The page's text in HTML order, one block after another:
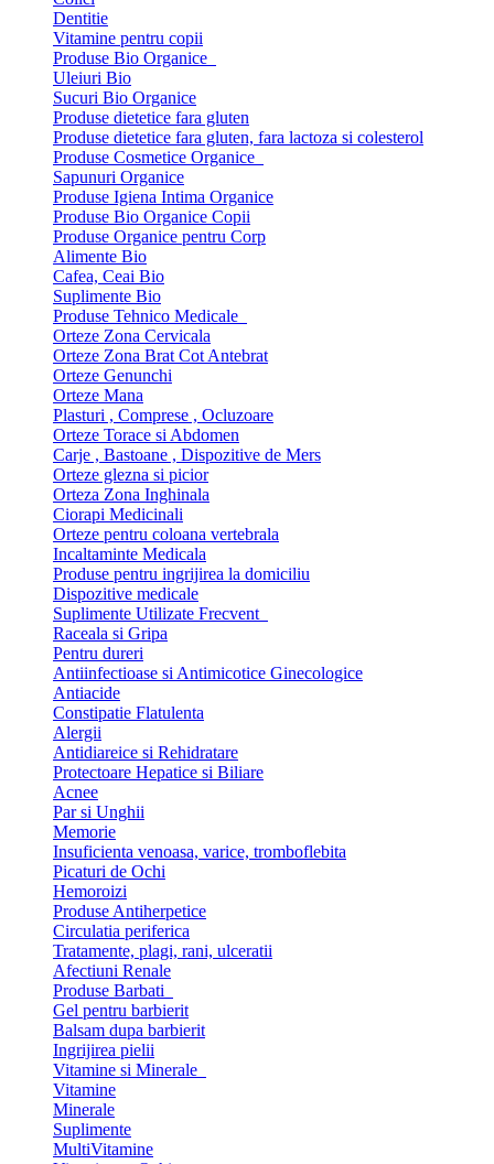
Dentitie
Vitamine pentru copii
Produse Bio Organice
Uleiuri Bio
Sucuri Bio Organice
Produse dietetice fara gluten
Produse dietetice fara gluten, fara lactoza si colesterol
Produse Cosmetice Organice
Sapunuri Organice
Produse Igiena Intima Organice
Produse Bio Organice Copii
Produse Organice pentru Corp
Alimente Bio
Cafea, Ceai Bio
Suplimente Bio
Produse Tehnico Medicale
Orteze Zona Cervicala
Orteze Zona Brat Cot Antebrat
Orteze Genunchi
Orteze Mana
Plasturi , Comprese , Ocluzoare
Orteze Torace si Abdomen
Carje , Bastoane , Dispozitive de Mers
Orteze glezna si picior
Orteza Zona Inghinala
Ciorapi Medicinali
Orteze pentru coloana vertebrala
Incaltaminte Medicala
Produse pentru ingrijirea la domiciliu
Dispozitive medicale
Suplimente Utilizate Frecvent
Raceala si Gripa
Pentru dureri
Antiinfectioase si Antimicotice Ginecologice
Antiacide
Constipatie Flatulenta
Alergii
Antidiareice si Rehidratare
Protectoare Hepatice si Biliare
Acnee
Par si Unghii
Memorie
Insuficienta venoasa, varice, tromboflebita
Picaturi de Ochi
Hemoroizi
Produse Antiherpetice
Circulatia periferica
Tratamente, plagi, rani, ulceratii
Afectiuni Renale
Produse Barbati
Gel pentru barbierit
Balsam dupa barbierit
Ingrijirea pielii
Vitamine si Minerale
Vitamine
Minerale
Suplimente
MultiVitamine